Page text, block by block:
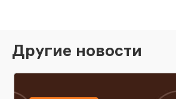
Другие новости